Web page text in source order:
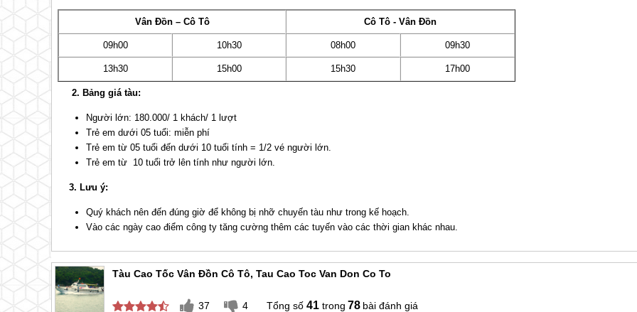
Vân Đồn – Cô Tô Cô Tô - Vân Đồn
09h00 10h30 08h00 09h30
13h30 15h00 15h30 17h00
2. Bảng giá tàu:
Người lớn: 180.000/ 1 khách/ 1 lượt
Trẻ em dưới 05 tuổi: miễn phí
Trẻ em từ 05 tuổi đến dưới 10 tuổi tính = 1/2 vé người lớn.
Trẻ em từ 10 tuổi trở lên tính như người lớn.
3. Lưu ý:
Quý khách nên đến đúng giờ để không bị nhỡ chuyến tàu như trong kế hoạch.
Vào các ngày cao điểm công ty tăng cường thêm các tuyến vào các thời gian khác nhau.
Tàu Cao Tốc Vân Đồn Cô Tô, Tau Cao Toc Van Don Co To
37 4 41 78 bài đánh giá